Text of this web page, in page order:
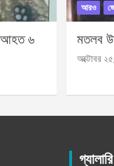
আহত ৬
আরও
মতলব
অক্টোবর
গ্যালারি